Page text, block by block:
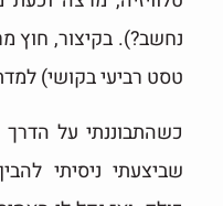
נחשב?). בקיצור, חוץ
טסט רביעי בקושי)
כשהתבוננתי על
שביצעתי ניסיתי